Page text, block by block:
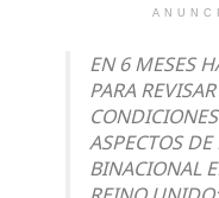
EN 6 MESES
PARA
ASPECTOS
BINACIONAL